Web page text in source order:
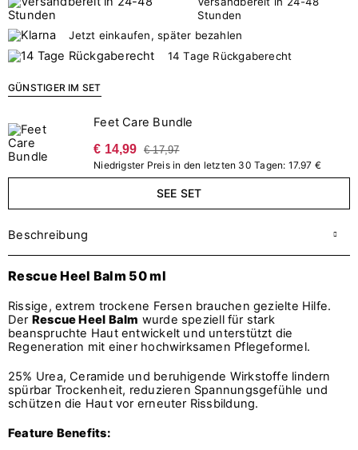
Stunden
Jetzt einkaufen, später bezahlen
14 Tage Rückgaberecht
GÜNSTIGER IM SET
Feet Care Bundle
€ 14,99 € 17,97
Niedrigster Preis in den letzten 30 Tagen: 17.97 €
SEE SET
Beschreibung
Rescue Heel Balm 50 ml
Rissige, extrem trockene Fersen brauchen gezielte Hilfe.
Der Rescue Heel Balm wurde speziell für stark
beanspruchte Haut entwickelt und unterstützt die
Regeneration mit einer hochwirksamen Pflegeformel.
25% Urea, Ceramide und beruhigende Wirkstoffe lindern
spürbar Trockenheit, reduzieren Spannungsgefühle und
schützen die Haut vor erneuter Rissbildung.
Feature Benefits: